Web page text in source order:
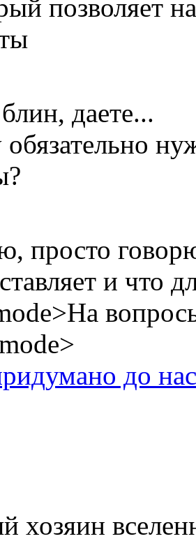
позволяет
даете...
просто
и что
до
хозяин